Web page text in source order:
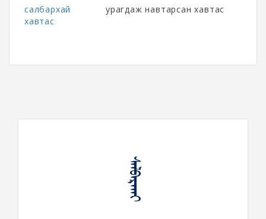
салбархай
хавтас
урагдаж навтарсан хавтас
ᠰᠠᠯᠪᠠᠷᠬᠠᠶ